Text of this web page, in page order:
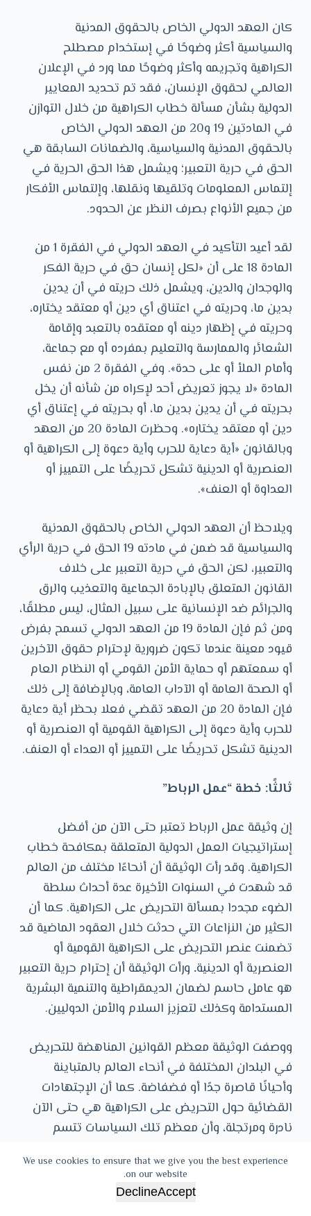
We use cookies to ensure that we give you the best experience
on our website.
Accept
Decline
كان العهد الدولي الخاص بالحقوق المدنية
والسياسية أكثر وضوحًا في إستخدام مصطلح
الكراهية وتجريمه وأكثر وضوحًا مما ورد في الإعلان
العالمي لحقوق الإنسان، فقد تم تحديد المعايير
الدولية بشأن مسألة خطاب الكراهية من خلال التوازن
في المادتين 19 و20 من العهد الدولي الخاص
بالحقوق المدنية والسياسية، والضمانات السابقة هي
الحق في حرية التعبير؛ ويشمل هذا الحق الحرية في
إلتماس المعلومات وتلقيها ونقلها، وإلتماس الأفكار
من جميع الأنواع بصرف النظر عن الحدود.
لقد أعيد التأكيد في العهد الدولي في الفقرة 1 من
المادة 18 على أن «لكل إنسان حق في حرية الفكر
والوجدان والدين، ويشمل ذلك حريته في أن يدين
بدين ما، وحريته في اعتناق أي دين أو معتقد يختاره،
وحريته في إظهار دينه أو معتقده بالتعبد وإقامة
الشعائر والممارسة والتعليم بمفرده أو مع جماعة،
وأمام الملأ أو على حدة». وفي الفقرة 2 من نفس
المادة «لا يجوز تعريض أحد لإكراه من شأنه أن يخل
بحريته في أن يدين بدين ما، أو بحريته في إعتناق أي
دين أو معتقد يختاره». وحظرت المادة 20 من العهد
وبالقانون «أية دعاية للحرب وأية دعوة إلى الكراهية أو
العنصرية أو الدينية تشكل تحريضًا على التمييز أو
العداوة أو العنف».
ويلاحظ أن العهد الدولي الخاص بالحقوق المدنية
والسياسية قد ضمن في مادته 19 الحق في حرية الرأي
والتعبير، لكن الحق في حرية التعبير على خلاف
القانون المتعلق بالإبادة الجماعية والتعذيب والرق
والجرائم ضد الإنسانية على سبيل المثال، ليس مطلقًا،
ومن ثم فإن المادة 19 من العهد الدولي تسمح بفرض
قيود معينة عندما تكون ضرورية لإحترام حقوق الآخرين
أو سمعتهم أو حماية الأمن القومي أو النظام العام
أو الصحة العامة أو الآداب العامة، وبالإضافة إلى ذلك
فإن المادة 20 من العهد تقضي فعلا بحظر أية دعاية
للحرب وأية دعوة إلى الكراهية القومية أو العنصرية أو
الدينية تشكل تحريضًا على التمييز أو العداء أو العنف.
ثالثًا: خطة “عمل الرباط”
إن وثيقة عمل الرباط تعتبر حتى الآن من أفضل
إستراتيجيات العمل الدولية المتعلقة بمكافحة خطاب
الكراهية. وقد رأت الوثيقة أن أنحاءًا مختلف من العالم
قد شهدت في السنوات الأخيرة عدة أحداث سلطة
الضوء مجددا بمسألة التحريض على الكراهية. كما أن
الكثير من النزاعات التي حدثت خلال العقود الماضية قد
تضمنت عنصر التحريض على الكراهية القومية أو
العنصرية أو الدينية. ورأت الوثيقة أن إحترام حرية التعبير
هو عامل حاسم لضمان الديمقراطية والتنمية البشرية
المستدامة وكذلك لتعزيز السلام والأمن الدوليين.
ووصفت الوثيقة معظم القوانين المناهضة للتحريض
في البلدان المختلفة في أنحاء العالم بالمتباينة
وأحيانًا قاصرة جدًا أو فضفاضة. كما أن الإجتهادات
القضائية حول التحريض على الكراهية هي حتى الآن
نادرة ومرتجلة، وأن معظم تلك السياسات تتسم
على المحرومين وتنقصها التقييمات المناسبة.
وقسمت وثيقة عمل الرباط نتيجة أعمالها ومناقشاتها